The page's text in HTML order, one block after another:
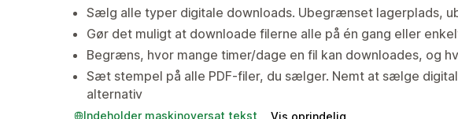
Sælg alle typer digitale downloads. Ubegrænset lagerplads,
Gør det muligt at downloade filerne alle på én gang eller
Begræns, hvor mange timer/dage en fil kan downloades, og
Sæt stempel på alle PDF-filer, du sælger. Nemt at sælge
alternativ
Indeholder maskinoversat tekst Vis oprindelig